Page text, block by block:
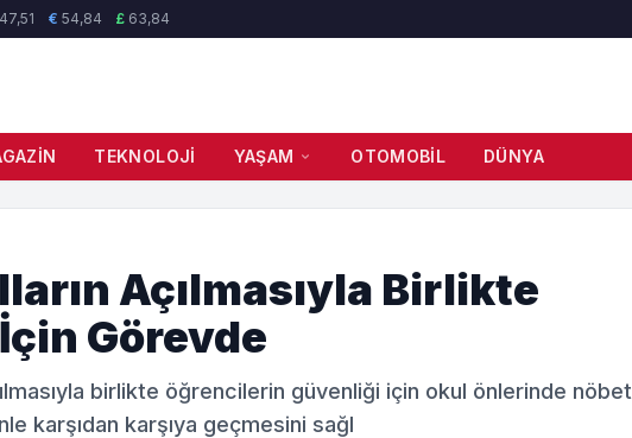
47,51 € 54,84 £ 63,84
TEKNOLOJI YAŞAM OTOMOBIL DÜNYA
Açılmasıyla Birlikte
Görevde
birlikte öğrencilerin güvenliği için okul önlerinde nöbet
karşıdan karşıya geçmesini sağl